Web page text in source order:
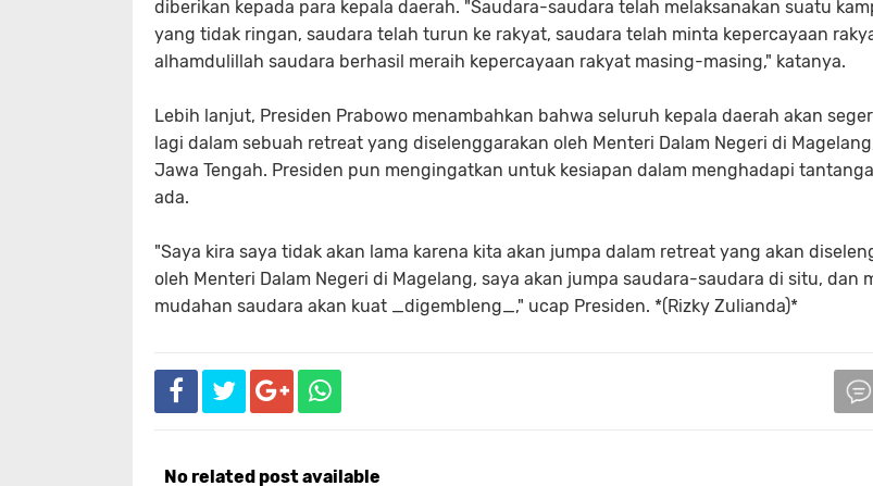
diberikan kepada para kepala daerah. "Saudara-saudara telah melaksanakan suatu
yang tidak ringan, saudara telah turun ke rakyat, saudara telah minta kepercayaan
alhamdulillah saudara berhasil meraih kepercayaan rakyat masing-masing," katanya.
Lebih lanjut, Presiden Prabowo menambahkan bahwa seluruh kepala daerah akan
lagi dalam sebuah retreat yang diselenggarakan oleh Menteri Dalam Negeri di
Jawa Tengah. Presiden pun mengingatkan untuk kesiapan dalam menghadapi
ada.
"Saya kira saya tidak akan lama karena kita akan jumpa dalam retreat yang akan
oleh Menteri Dalam Negeri di Magelang, saya akan jumpa saudara-saudara di situ, dan
mudahan saudara akan kuat _digembleng_," ucap Presiden. *(Rizky Zulianda)*
No related post available